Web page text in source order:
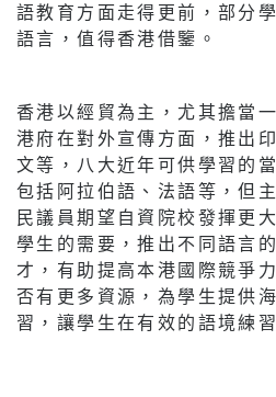
語教育方面走得更前，部分
語言，值得香港借鑒。
香港以經貿為主，尤其擔當
港府在對外宣傳方面，推出
文等，八大近年可供學習的
包括阿拉伯語、法語等，但
民議員期望自資院校發揮更
學生的需要，推出不同語言
才，有助提高本港國際競爭
否有更多資源，為學生提供
習，讓學生在有效的語境練